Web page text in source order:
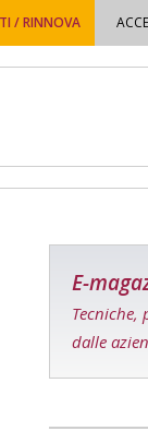
/ RINNOVA
E-
Tecniche,
dalle